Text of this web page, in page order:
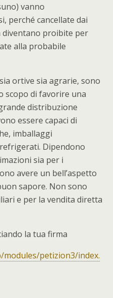
vanno
perché cancellate dai
proibite per
alla probabile
ortive sia agrarie, sono
scopo di favorire una
distribuzione
essere capaci di
imballaggi
Dipendono
sia per i
avere un bell’aspetto
sapore. Non sono
e per la vendita diretta
la tua firma
petizion3/index.